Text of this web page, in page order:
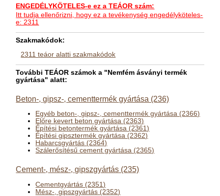
ENGEDÉLYKÖTELES-e ez a TEÁOR szám:
Itt tudja ellenőrizni, hogy ez a tevékenység engedélyköteles-
e: 2311
Szakmakódok:
2311 teáor alatti szakmakódok
További TEÁOR számok a "Nemfém ásványi termék
gyártása" alatt:
Beton-, gipsz-, cementtermék gyártása (236)
Egyéb beton-, gipsz-, cementtermék gyártása (2366)
Előre kevert beton gyártása (2363)
Építési betontermék gyártása (2361)
Építési gipsztermék gyártása (2362)
Habarcsgyártás (2364)
Szálerősítésű cement gyártása (2365)
Cement-, mész-, gipszgyártás (235)
Cementgyártás (2351)
Mész-, gipszgyártás (2352)